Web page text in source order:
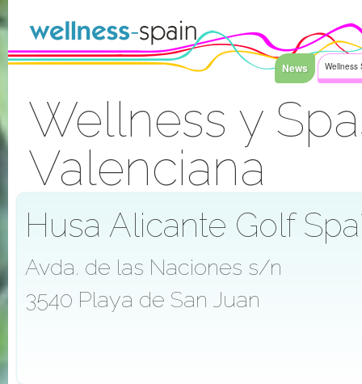
News Wellness
Wellness y
Valenciana
Acceder
Husa Alicante Golf
Avda. de las Naciones s/n
3540 Playa de San Juan